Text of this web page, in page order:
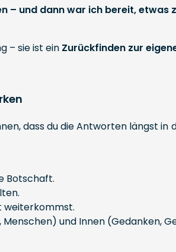
– und dann war ich bereit, etwas
– sie ist ein Zurückfinden zur
dass du die Antworten längst
Botschaft.
weiterkommst.
und Innen (Gedanken,